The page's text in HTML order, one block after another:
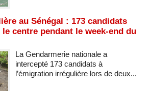
au Sénégal : 173 candidats
centre pendant le week-end du
La Gendarmerie nationale a
intercepté 173 candidats à
l’émigration irrégulière lors de deux...